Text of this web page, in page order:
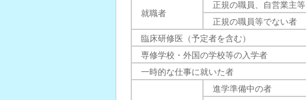
就職者
正規の職員、自営業主等
正規の職員等でない者
臨床研修医（予定者を含む）
専修学校・外国の学校等の入学者
一時的な仕事に就いた者
進学準備中の者